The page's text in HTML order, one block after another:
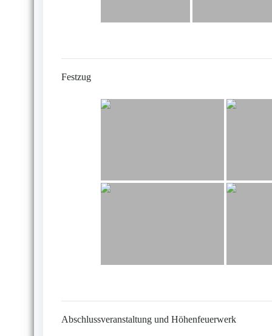
Festzug
Abschlussveranstaltung und Höhenfeuerwerk